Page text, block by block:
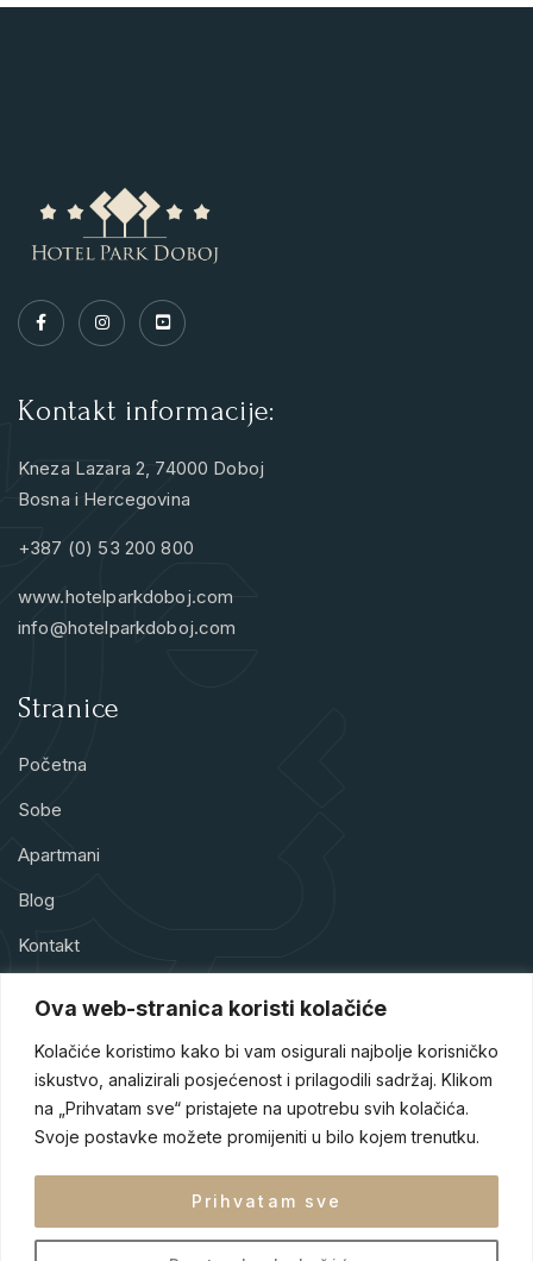
Ova web-stranica koristi kolačiće
Kolačiće koristimo kako bi vam osigurali najbolje korisničko
iskustvo, analizirali posjećenost i prilagodili sadržaj. Klikom
na „Prihvatam sve“ pristajete na upotrebu svih kolačića.
Svoje postavke možete promijeniti u bilo kojem trenutku.
Prihvatam sve
Kontakt informacije:
Kneza Lazara 2, 74000 Doboj
Bosna i Hercegovina
+387 (0) 53 200 800
www.hotelparkdoboj.com
info@hotelparkdoboj.com
Stranice
Početna
Sobe
Apartmani
Blog
Kontakt
Hotel Park Doboj je hotel sa četiri zvjezdice smješten u srcu
Doboja, jednog od turističkih raskršća Bosne i Hercegovine.
Naš hotel je dizajniran tako da gostima pruži sigurnost,